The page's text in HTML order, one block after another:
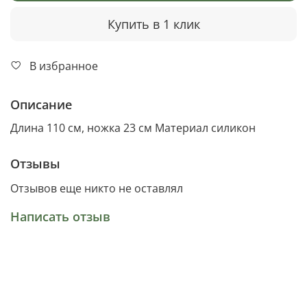
Купить в 1 клик
В избранное
Описание
Длина 110 см, ножка 23 см Материал силикон
Отзывы
Отзывов еще никто не оставлял
Написать отзыв